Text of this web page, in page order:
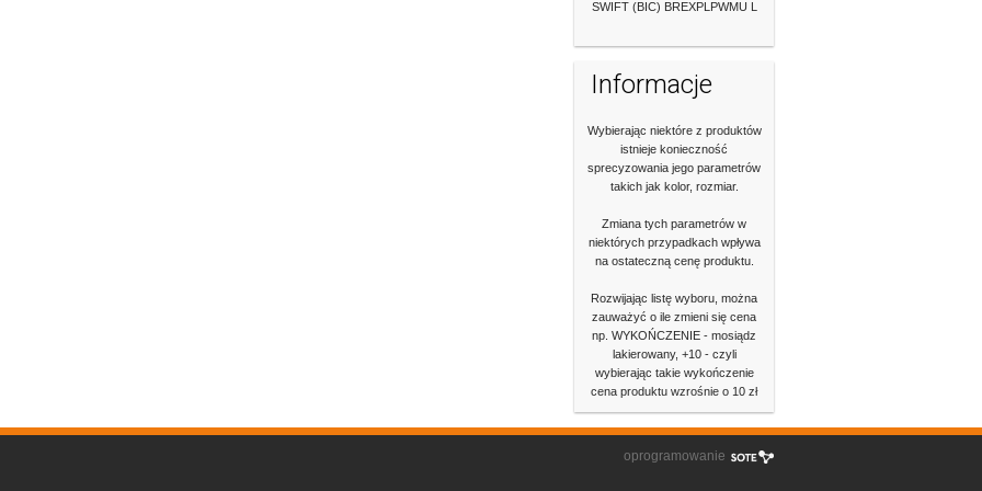
SWIFT (BIC) BREXPLPWMU L
Informacje
Wybierając niektóre z produktów
istnieje konieczność
sprecyzowania jego parametrów
takich jak kolor, rozmiar.
Zmiana tych parametrów w
niektórych przypadkach wpływa
na ostateczną cenę produktu.
Rozwijając listę wyboru, można
zauważyć o ile zmieni się cena
np. WYKOŃCZENIE - mosiądz
lakierowany, +10 - czyli
wybierając takie wykończenie
cena produktu wzrośnie o 10 zł
oprogramowanie